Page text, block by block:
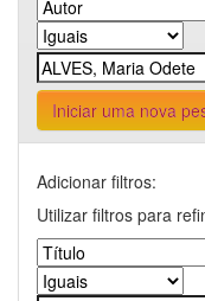
Iniciar uma nova
Adicionar filtros:
Utilizar filtros para